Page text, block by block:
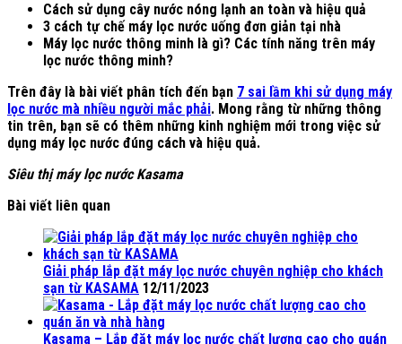
Cách sử dụng cây nước nóng lạnh an toàn và hiệu quả
3 cách tự chế máy lọc nước uống đơn giản tại nhà
Máy lọc nước thông minh là gì? Các tính năng trên máy
lọc nước thông minh?
Trên đây là bài viết phân tích đến bạn 7 sai lầm khi sử dụng máy
lọc nước mà nhiều người mắc phải. Mong rằng từ những thông
tin trên, bạn sẽ có thêm những kinh nghiệm mới trong việc sử
dụng máy lọc nước đúng cách và hiệu quả.
Siêu thị máy lọc nước Kasama
Bài viết liên quan
Giải pháp lắp đặt máy lọc nước chuyên nghiệp cho khách
sạn từ KASAMA 12/11/2023
Kasama – Lắp đặt máy lọc nước chất lượng cao cho quán